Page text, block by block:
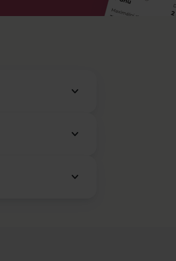
keyboard_arrow_down
keyboard_arrow_down
keyboard_arrow_down